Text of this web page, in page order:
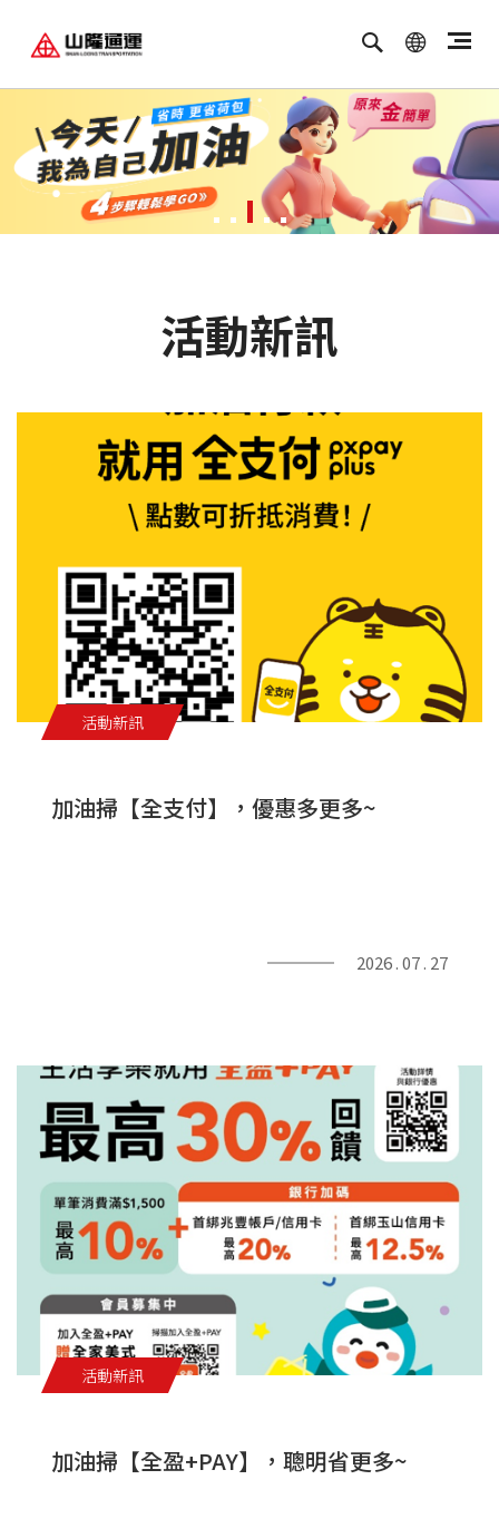
ENGLISH
活動新訊
活動新訊
加油掃【全支付】，優惠多更多~
2026 . 07 . 27
活動新訊
加油掃【全盈+PAY】，聰明省更多~